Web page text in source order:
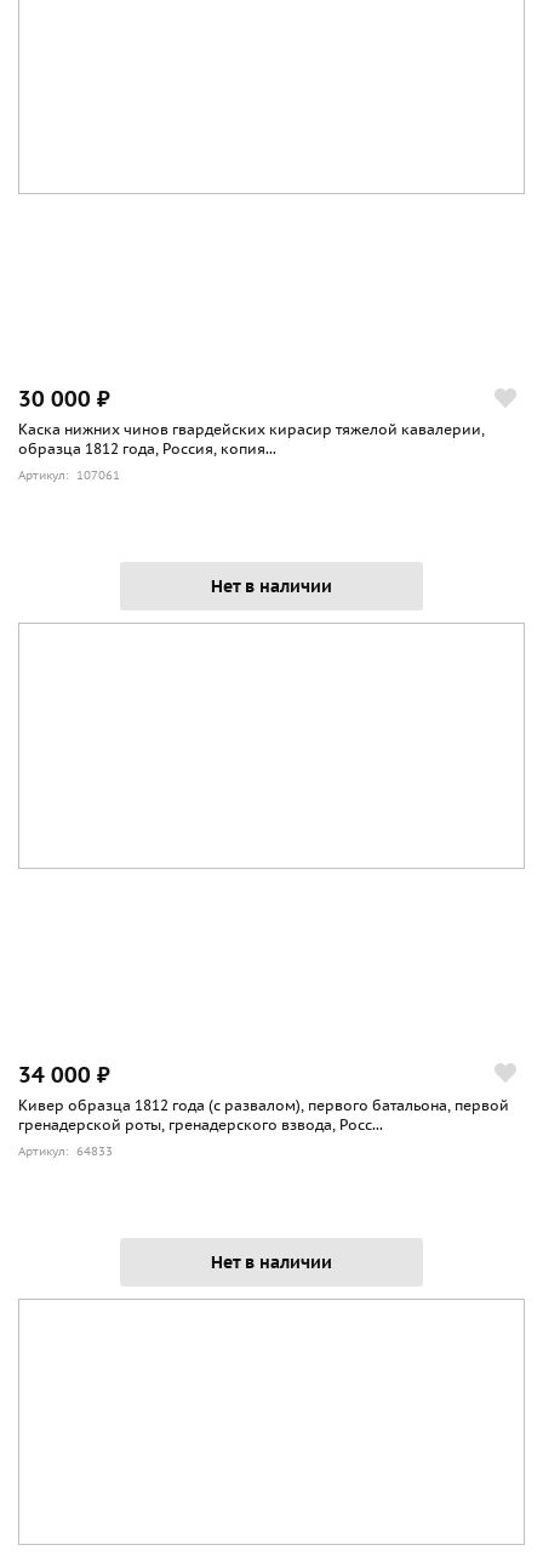
30 000 ₽
Каска нижних чинов гвардейских кирасир тяжелой кавалерии,
образца 1812 года, Россия, копия...
Артикул: 107061
Нет в наличии
34 000 ₽
Кивер образца 1812 года (с развалом), первого батальона, первой
гренадерской роты, гренадерского взвода, Росс...
Артикул: 64833
Нет в наличии